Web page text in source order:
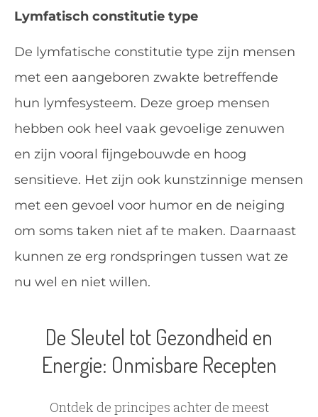
Lymfatisch constitutie type
De lymfatische constitutie type zijn mensen
met een aangeboren zwakte betreffende
hun lymfesysteem. Deze groep mensen
hebben ook heel vaak gevoelige zenuwen
en zijn vooral fijngebouwde en hoog
sensitieve. Het zijn ook kunstzinnige mensen
met een gevoel voor humor en de neiging
om soms taken niet af te maken. Daarnaast
kunnen ze erg rondspringen tussen wat ze
nu wel en niet willen.
De Sleutel tot Gezondheid en
Energie: Onmisbare Recepten
Ontdek de principes achter de meest